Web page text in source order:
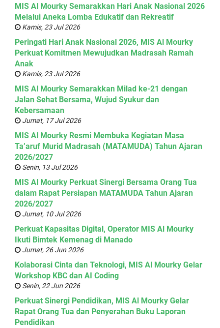
MIS Al Mourky Semarakkan Hari Anak Nasional 2026
Melalui Aneka Lomba Edukatif dan Rekreatif
Kamis, 23 Jul 2026
Peringati Hari Anak Nasional 2026, MIS Al Mourky
Perkuat Komitmen Mewujudkan Madrasah Ramah
Anak
Kamis, 23 Jul 2026
MIS Al Mourky Semarakkan Milad ke-21 dengan
Jalan Sehat Bersama, Wujud Syukur dan
Kebersamaan
Jumat, 17 Jul 2026
MIS Al Mourky Resmi Membuka Kegiatan Masa
Ta’aruf Murid Madrasah (MATAMUDA) Tahun Ajaran
2026/2027
Senin, 13 Jul 2026
MIS Al Mourky Perkuat Sinergi Bersama Orang Tua
dalam Rapat Persiapan MATAMUDA Tahun Ajaran
2026/2027
Jumat, 10 Jul 2026
Perkuat Kapasitas Digital, Operator MIS Al Mourky
Ikuti Bimtek Kemenag di Manado
Jumat, 26 Jun 2026
Kolaborasi Cinta dan Teknologi, MIS Al Mourky Gelar
Workshop KBC dan AI Coding
Senin, 22 Jun 2026
Perkuat Sinergi Pendidikan, MIS Al Mourky Gelar
Rapat Orang Tua dan Penyerahan Buku Laporan
Pendidikan